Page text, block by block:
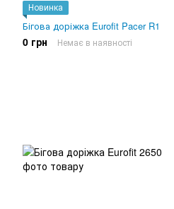
Новинка
Бігова доріжка Eurofit Pacer R1
0 грн Немає в наявності